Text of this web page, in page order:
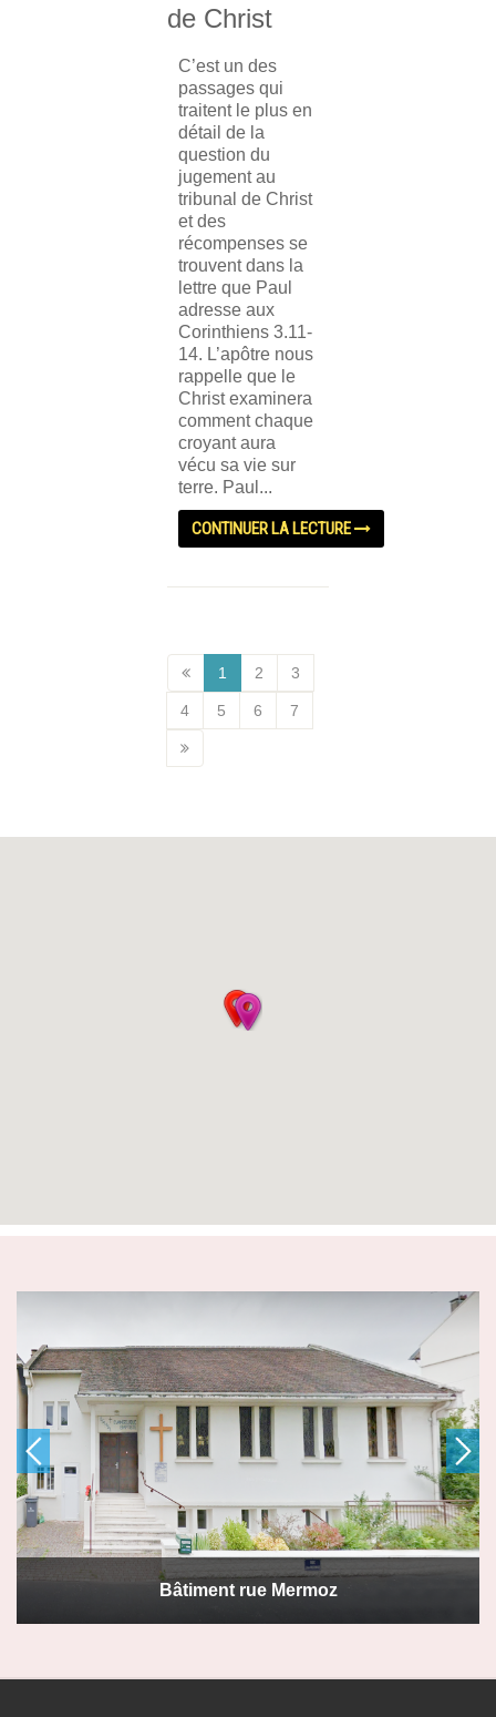
de Christ
C’est un des
passages qui
traitent le plus en
détail de la
question du
jugement au
tribunal de Christ
et des
récompenses se
trouvent dans la
lettre que Paul
adresse aux
Corinthiens 3.11-
14. L’apôtre nous
rappelle que le
Christ examinera
comment chaque
croyant aura
vécu sa vie sur
terre. Paul...
CONTINUER LA LECTURE
1 2 3
4 5 6 7
Bâtiment rue Mermoz